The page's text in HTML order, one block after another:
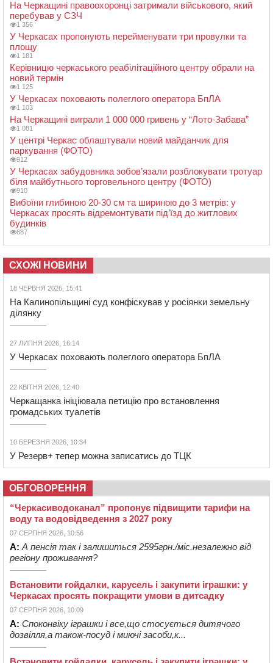
На Черкащині правоохоронці затримали військового, який
перебував у СЗЧ
1 356
У Черкасах пропонують перейменувати три провулки та
площу
1 181
Керівницю черкаського реабілітаційного центру обрали на
новий термін
1 125
У Черкасах поховають полеглого оператора БпЛА
1 103
На Черкащині виграли 1 000 000 гривень у “Лото-Забава”
1 081
У центрі Черкас облаштували новий майданчик для
паркування (ФОТО)
912
У Черкасах забудовника зобов’язали розблокувати тротуар
біля майбутнього торговельного центру (ФОТО)
910
Вибоїни глибиною 20-30 см та шириною до 3 метрів: у
Черкасах просять відремонтувати під’їзд до житлових
будинків
887
СХОЖІ НОВИНИ
18 ЧЕРВНЯ 2026, 15:41
На Калинопільщині суд конфіскував у росіянки земельну
ділянку
27 ЛИПНЯ 2026, 16:14
У Черкасах поховають полеглого оператора БпЛА
22 КВІТНЯ 2026, 12:40
Черкащанка ініціювала петицію про встановлення
громадських туалетів
10 БЕРЕЗНЯ 2026, 10:34
У Резерв+ тепер можна записатись до ТЦК
ОБГОВОРЕННЯ
“Черкасиводоканал” пропонує підвищити тарифи на
воду та водовідведення з 2027 року
07 СЕРПНЯ 2026, 10:56
А: А пенсія так і залишиться 2595грн./міс.незалежно від
регіону проживання?
Встановити гойдалки, карусель і закупити іграшки: у
Черкасах просять покращити умови в дитсадку
07 СЕРПНЯ 2026, 10:09
А: Споконвіку іграшки і все,що стосується дитячого
дозвілля,а також-посуд і миючі засоби,к...